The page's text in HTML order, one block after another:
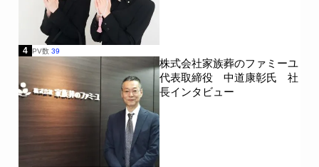
4 PV数 39
株式会社家族葬のファミーユ
代表取締役 中道康彰氏 社
長インタビュー